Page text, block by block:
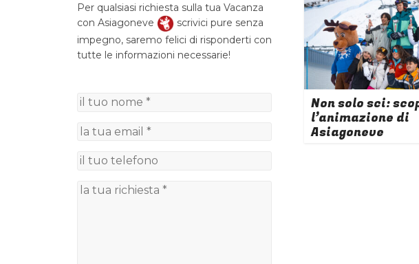
Non solo sci:
l’animazione di
Asiagoneve
Per qualsiasi richiesta sulla tua Vacanza
con Asiagoneve
scrivici pure senza
impegno, saremo felici di risponderti con
tutte le informazioni necessarie!